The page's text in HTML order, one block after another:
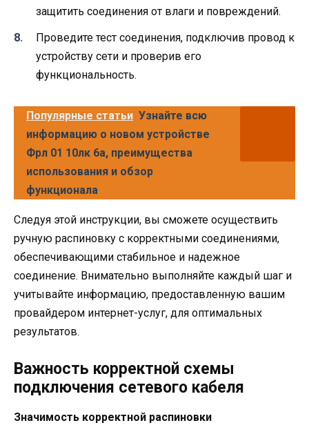
защитить соединения от влаги и повреждений.
Проведите тест соединения, подключив провод к
устройству сети и проверив его
функциональность.
Популярные статьи Узнайте всю
информацию о новом устройстве
Фрл 01 10лк 6а, преимущества
использования и обзор
функционала
Следуя этой инструкции, вы сможете осуществить
ручную распиновку с корректными соединениями,
обеспечивающими стабильное и надежное
соединение. Внимательно выполняйте каждый шаг и
учитывайте информацию, предоставленную вашим
провайдером интернет-услуг, для оптимальных
результатов.
Важность корректной схемы
подключения сетевого кабеля
Значимость корректной распиновки